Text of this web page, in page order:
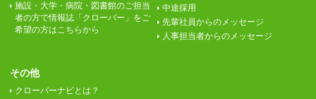
施設・大学・病院・図書館のご担当
者の方で情報誌「クローバー」をご
希望の方はこちらから
中途採用
先輩社員からのメッセージ
人事担当者からのメッセージ
その他
クローバーナビとは？